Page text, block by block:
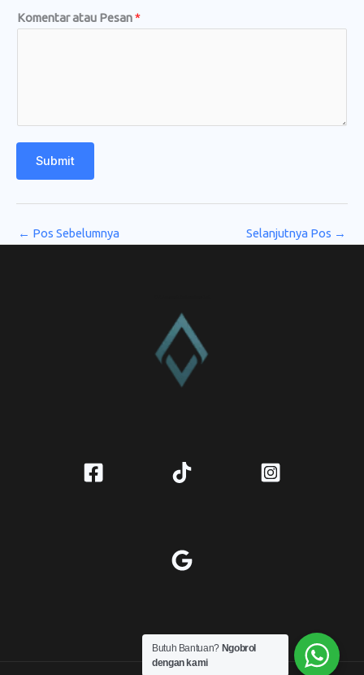
Komentar atau Pesan*
Submit
← Pos Sebelumnya Selanjutnya Pos →
Butuh Bantuan? Ngobrol
dengan kami